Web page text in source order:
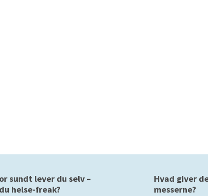
sundt lever du selv –
helse-freak?
Hvad giver
messerne?